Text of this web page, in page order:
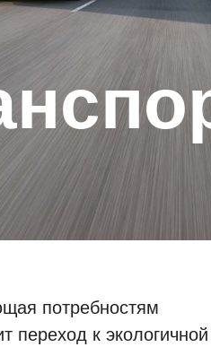
потребностям
переход к экологичной